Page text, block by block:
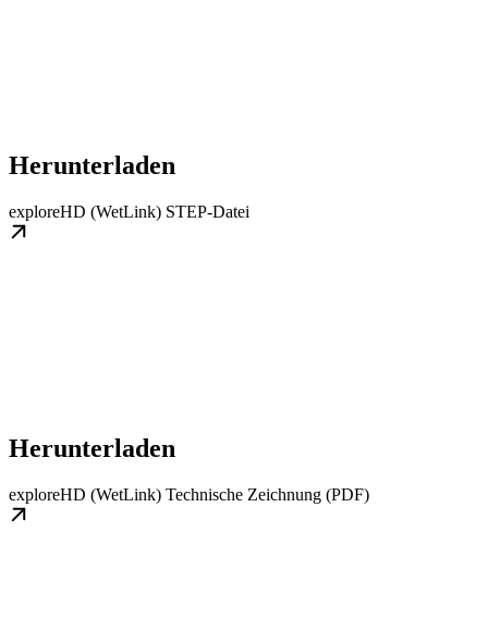
Herunterladen
exploreHD (WetLink) STEP-Datei
Herunterladen
exploreHD (WetLink) Technische Zeichnung (PDF)